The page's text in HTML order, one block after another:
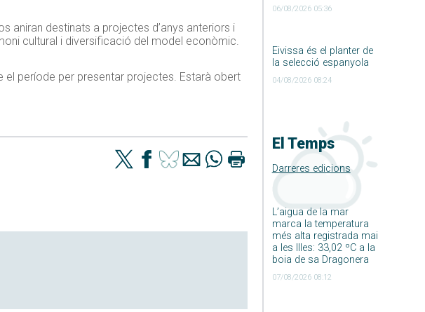
06/08/2026 05:36
Eivissa és el planter de
la selecció espanyola
04/08/2026 08:24
El Temps
Darreres edicions
L’aigua de la mar
marca la temperatura
més alta registrada mai
a les Illes: 33,02 ºC a la
boia de sa Dragonera
07/08/2026 08:12
aniran destinats a projectes d’anys anteriors i
cultural i diversificació del model econòmic.
el període per presentar projectes. Estarà obert